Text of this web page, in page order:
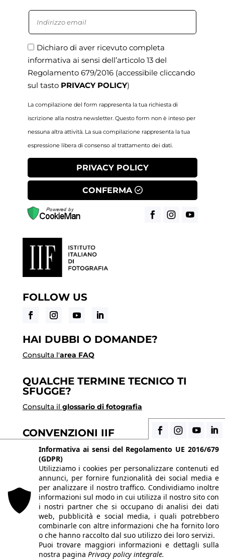
Dichiaro di aver ricevuto completa
informativa ai sensi dell’articolo 13 del
Regolamento 679/2016 (accessibile cliccando
sul tasto PRIVACY POLICY)
La compilazione del form rappresenta la tua richiesta di
iscrizione alla nostra newsletter. Questo form non è inteso per
nessuna altra attività. La sua compilazione rappresenta la tua
espressione libera di consenso al trattamento dei dati.
PRIVACY POLICY
CONFERMA
FOLLOW US
HAI DUBBI O DOMANDE?
Consulta l'area FAQ
QUALCHE TERMINE TECNICO TI
SFUGGE?
Consulta il glossario di fotografia
CONVENZIONI IIF
Scopri i vantaggi di essere uno studente di IIF
© 2026 Istituto Italiano di Fotografia® srl, Via
Enrico Caviglia 3, 20139 Milano | Tel 02/58107623 -
02/58107139
P.IVA IT10863240155 | PECiifmilano@pec.it | REA
MI-1415688 | Capitale sociale € 10.400,00 I.V.
Le immagini del sito sono utilizzate su licenza dei
Informativa ai sensi del Regolamento UE 2016/679
(GDPR)
Utilizziamo i cookies per personalizzare contenuti ed
annunci, per fornire funzionalità dei social media e
per analizzare il nostro traffico. Condividiamo inoltre
informazioni sul modo in cui utilizza il nostro sito con
i nostri partner che si occupano di analisi dei dati
web, pubblicità e social media, i quali potrebbero
combinarle con altre informazioni che ha fornito loro
o che hanno raccolto dal suo utilizzo dei loro servizi.
Puoi trovare maggiori informazioni e dettagli sulla
nostra pagina Privacy policy integrale.